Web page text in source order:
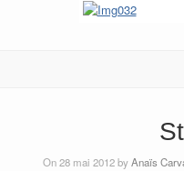
On 28 mai 2012 byAnaïs